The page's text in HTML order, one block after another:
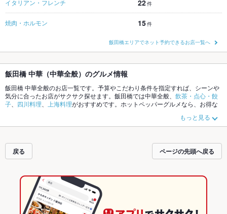
イタリアン・フレンチ 22件
焼肉・ホルモン 15件
飯田橋エリアでネット予約できるお店一覧へ
飯田橋 中華（中華全般）のグルメ情報
飯田橋 中華全般のお店一覧です。予算やこだわり条件を指定すれば、シーンや
気分に合ったお店がサクサク探せます。飯田橋では中華全般、 飲茶・点心・餃
子
四川料理 上海料理がおすすめです。ホットペッパーグルメなら、お得な
のおすすめ料理など、お店の最新情報をご紹介しているので安心！24時間使え
る簡単便利なネット予約が使えるお店も拡大中です。友達どうしの飲み会に
ルメをご利用ください。
もっと見る
戻る ページの先頭へ戻る